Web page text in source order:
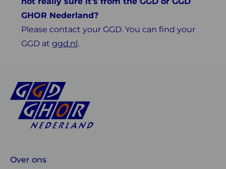
GHOR Nederland?
Please contact your GGD. You can find your
GGD at ggd.nl .
Over ons